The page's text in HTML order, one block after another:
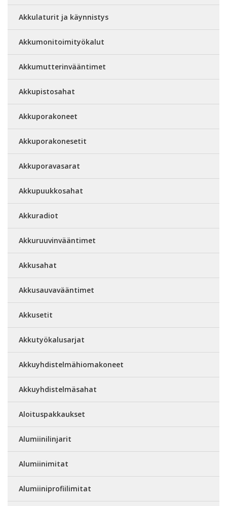
Akkulaturit ja käynnistys
Akkumonitoimityökalut
Akkumutterinvääntimet
Akkupistosahat
Akkuporakoneet
Akkuporakonesetit
Akkuporavasarat
Akkupuukkosahat
Akkuradiot
Akkuruuvinvääntimet
Akkusahat
Akkusauvavääntimet
Akkusetit
Akkutyökalusarjat
Akkuyhdistelmähiomakoneet
Akkuyhdistelmäsahat
Aloituspakkaukset
Alumiinilinjarit
Alumiinimitat
Alumiiniprofiilimitat